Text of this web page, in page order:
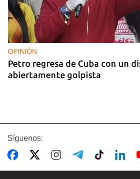
OPINIÓN
Petro regresa de Cuba con un
abiertamente golpista
Síguenos: